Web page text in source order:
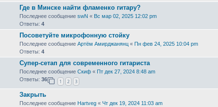
Где в Минске найти фламенко гитару?
Последнее сообщение swN « Вс мар 02, 2025 12:02 pm
Ответы: 4
Посоветуйте микрофонную стойку
Последнее сообщение Артём Амирджанянц « Пн фев 24, 2025 10:04 pm
Ответы: 4
Супер-сетап для современного гитариста
Последнее сообщение Скиф « Пт дек 27, 2024 8:48 am
Ответы: 36 1 2 3
Закрыть
Последнее сообщение Hartveg « Чт дек 19, 2024 11:03 am